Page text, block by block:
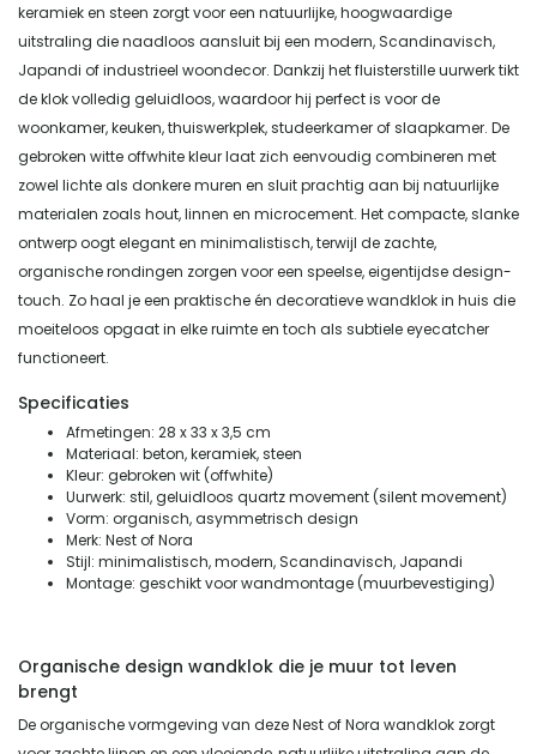
keramiek en steen zorgt voor een natuurlijke, hoogwaardige
uitstraling die naadloos aansluit bij een modern, Scandinavisch,
Japandi of industrieel woondecor. Dankzij het fluisterstille uurwerk tikt
de klok volledig geluidloos, waardoor hij perfect is voor de
woonkamer, keuken, thuiswerkplek, studeerkamer of slaapkamer. De
gebroken witte offwhite kleur laat zich eenvoudig combineren met
zowel lichte als donkere muren en sluit prachtig aan bij natuurlijke
materialen zoals hout, linnen en microcement. Het compacte, slanke
ontwerp oogt elegant en minimalistisch, terwijl de zachte,
organische rondingen zorgen voor een speelse, eigentijdse design-
touch. Zo haal je een praktische én decoratieve wandklok in huis die
moeiteloos opgaat in elke ruimte en toch als subtiele eyecatcher
functioneert.
Specificaties
Afmetingen: 28 x 33 x 3,5 cm
Materiaal: beton, keramiek, steen
Kleur: gebroken wit (offwhite)
Uurwerk: stil, geluidloos quartz movement (silent movement)
Vorm: organisch, asymmetrisch design
Merk: Nest of Nora
Stijl: minimalistisch, modern, Scandinavisch, Japandi
Montage: geschikt voor wandmontage (muurbevestiging)
Organische design wandklok die je muur tot leven
brengt
De organische vormgeving van deze Nest of Nora wandklok zorgt